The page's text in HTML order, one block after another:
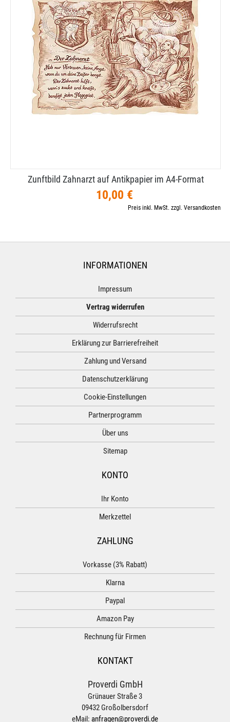
Zunftbild Zahnarzt auf Antikpapier im A4-​Format
10,00 €
Preis inkl. MwSt. zzgl. Versandkosten
INFORMATIONEN
Impressum
Vertrag widerrufen
Widerrufsrecht
Erklärung zur Barrierefreiheit
Zahlung und Versand
Datenschutzerklärung
Cookie-Einstellungen
Partnerprogramm
Über uns
Sitemap
KONTO
Ihr Konto
Merkzettel
ZAHLUNG
Vorkasse (3% Rabatt)
Klarna
Paypal
Amazon Pay
Rechnung für Firmen
KONTAKT
Proverdi GmbH
Grünauer Straße 3
09432 Großolbersdorf
eMail: anfragen@proverdi.de